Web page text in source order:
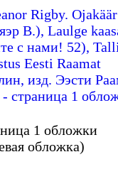
1 обложки
обложка)